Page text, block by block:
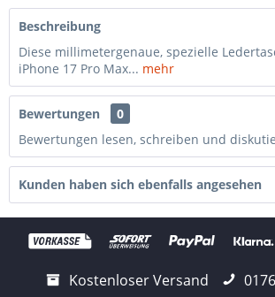
Beschreibung
Diese millimetergenaue, spezielle
iPhone 17 Pro Max... mehr
Bewertungen
0
Bewertungen lesen, schreiben und
Kunden haben sich ebenfalls angesehen
Kostenloser Versand